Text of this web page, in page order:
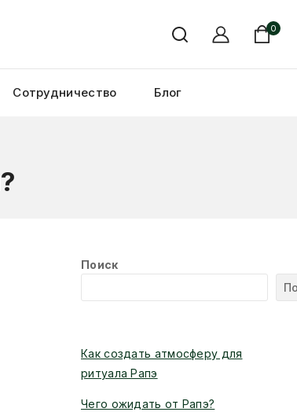
0
Сотрудничество Блог
Поиск
Как создать атмосферу для
ритуала Рапэ
Чего ожидать от Рапэ?